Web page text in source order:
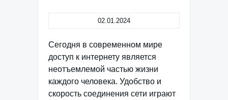
02.01.2024
Сегодня в современном мире
доступ к интернету является
неотъемлемой частью жизни
каждого человека. Удобство и
скорость соединения сети играют